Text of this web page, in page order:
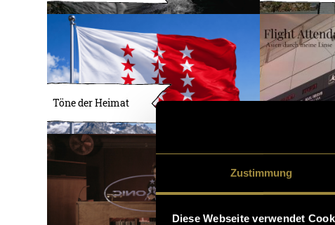
Zustimmung
Diese Webseite verwendet
Töne der Heimat